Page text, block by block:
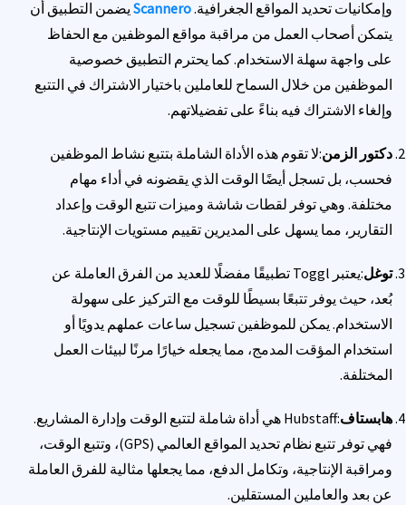
وإمكانيات تحديد المواقع الجغرافية.Scannero يضمن التطبيق أن
يتمكن أصحاب العمل من مراقبة مواقع الموظفين مع الحفاظ
على واجهة سهلة الاستخدام. كما يحترم التطبيق خصوصية
الموظفين من خلال السماح للعاملين باختيار الاشتراك في التتبع
وإلغاء الاشتراك فيه بناءً على تفضيلاتهم.
دكتور الزمن:لا تقوم هذه الأداة الشاملة بتتبع نشاط الموظفين
فحسب، بل تسجل أيضًا الوقت الذي يقضونه في أداء مهام
مختلفة. وهي توفر لقطات شاشة وميزات تتبع الوقت وإعداد
التقارير، مما يسهل على المديرين تقييم مستويات الإنتاجية.
توغل
:يعتبر Toggl تطبيقًا مفضلًا للعديد من الفرق العاملة عن
بُعد، حيث يوفر تتبعًا بسيطًا للوقت مع التركيز على سهولة
الاستخدام. يمكن للموظفين تسجيل ساعات عملهم يدويًا أو
استخدام المؤقت المدمج، مما يجعله خيارًا مرنًا لبيئات العمل
المختلفة.
هابستاف
:Hubstaff هي أداة شاملة لتتبع الوقت وإدارة المشاريع.
فهي توفر تتبع نظام تحديد المواقع العالمي (GPS)، وتتبع الوقت،
ومراقبة الإنتاجية، وتكامل الدفع، مما يجعلها مثالية للفرق العاملة
عن بعد والعاملين المستقلين.